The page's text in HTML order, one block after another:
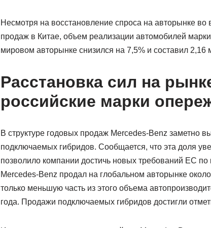
Несмотря на восстановление спроса на авторынке
продаж в Китае, объем реализации автомобилей
мировом авторынке снизился на 7,5% и составил 2,16
Расстановка сил на
российские марки
В структуре годовых продаж Mercedes-Benz заметно
подключаемых гибридов. Сообщается, что эта доля
позволило компании достичь новых требований ЕС
Mercedes-Benz продал на глобальном авторынке
только меньшую часть из этого объема
года. Продажи подключаемых гибридов достигли